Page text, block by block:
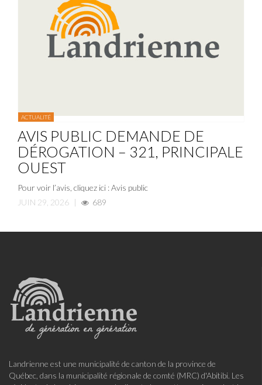
ACTUALITÉ
AVIS PUBLIC DEMANDE DE
DÉROGATION – 321, PRINCIPALE
OUEST
Pour voir l’avis, cliquez ici : Avis public
JUIN 29, 2026 | 689
Landrienne est une municipalité de canton de la province de
Québec, dans la municipalité régionale de comté (MRC) d'Abitibi. Les